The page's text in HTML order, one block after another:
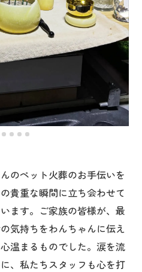
のペット火葬のお手伝いを
貴重な瞬間に立ち会わせて
ます。ご家族の皆様が、最
気持ちをわんちゃんに伝え
温まるものでした。涙を流
、私たちスタッフも心を打